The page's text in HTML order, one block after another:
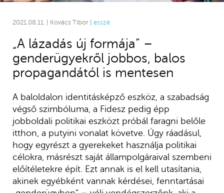
2021.08.11. | Kovács Tibor | esszé
„A lázadás új formája” –
genderügyekről jobbos, balos
propagandától is mentesen
A baloldalon identitásképző eszköz, a szabadság
végső szimbóluma, a Fidesz pedig épp
jobboldali politikai eszközt próbál faragni belőle
itthon, a putyini vonalat követve. Úgy ráadásul,
hogy egyrészt a gyerekeket használja politikai
célokra, másrészt saját állampolgáraival szembeni
előítéletekre épít. Ezt annak is el kell utasítania,
akinek egyébként vannak kérdései, fenntartásai